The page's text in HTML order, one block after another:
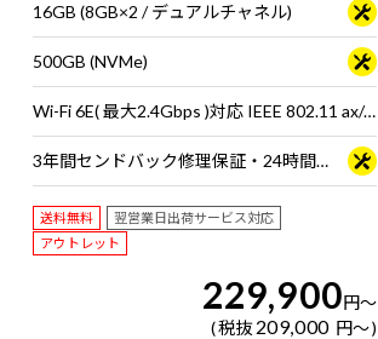
16GB (8GB×2 / デュアルチャネル)
500GB (NVMe)
Wi-Fi 6E( 最大2.4Gbps )対応 IEEE 802.11 ax/ac/a/b/g/n準拠 ＋ Bluetooth 5内蔵
3年間センドバック修理保証・24時間×365日電話サポート
送料無料
翌営業日出荷サービス対応
アウトレット
229,900円～
税抜 209,000 円～